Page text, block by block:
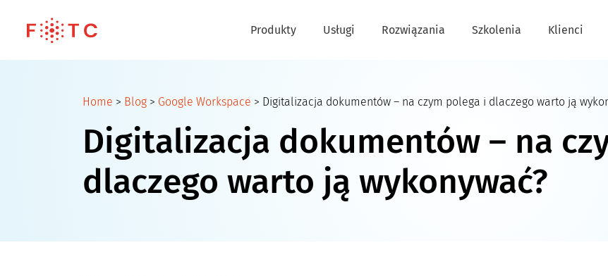
Produkty Usługi Rozwiązania Szkolenia Klienci
Home > Blog > Google Workspace > Digitalizacja dokumentów – na czym polega i dlaczego warto ją
Digitalizacja dokumentów – na
dlaczego warto ją wykonywać?